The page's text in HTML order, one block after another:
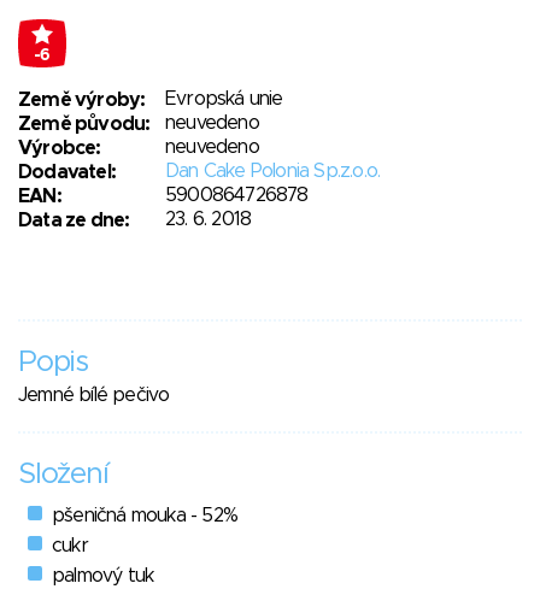
-6
Země výroby:
Evropská unie
Země původu:
neuvedeno
Výrobce:
neuvedeno
Dodavatel:
Dan Cake Polonia Sp.z.o.o.
EAN:
5900864726878
Data ze dne:
23. 6. 2018
Popis
Jemné bílé pečivo
Složení
pšeničná mouka - 52%
cukr
palmový tuk